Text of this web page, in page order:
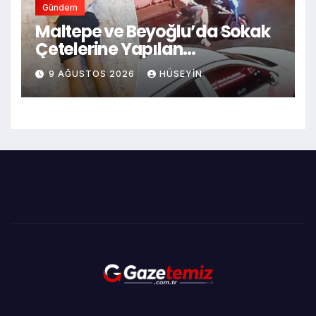
Gündem
Maltepe ve Beyoğlu’da Sokak
Çetelerine Yapılan
Operasyonlarda Son Durum:
Teknik Takibe Alındı mı?
9 AĞUSTOS 2026 HÜSEYIN